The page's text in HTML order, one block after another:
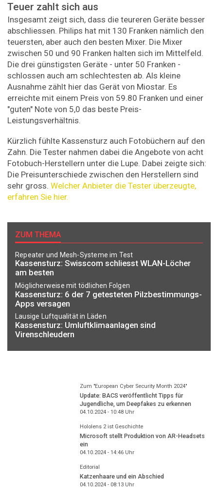
Teuer zahlt sich aus
Insgesamt zeigt sich, dass die teureren Geräte besser
abschliessen. Philips hat mit 130 Franken nämlich den
teuersten, aber auch den besten Mixer. Die Mixer
zwischen 50 und 90 Franken halten sich im Mittelfeld.
Die drei günstigsten Geräte - unter 50 Franken -
schlossen auch am schlechtesten ab. Als kleine
Ausnahme zählt hier das Gerät von Miostar. Es
erreichte mit einem Preis von 59.80 Franken und einer
"guten" Note von 5,0 das beste Preis-
Leistungsverhältnis.
Kürzlich fühlte Kassensturz auch Fotobüchern auf den
Zahn. Die Tester nahmen dabei die Angebote von acht
Fotobuch-Herstellern unter die Lupe. Dabei zeigte sich:
Die Preisunterschiede zwischen den Herstellern sind
sehr gross. Welcher Anbieter die Tester überzeugte,
erfahren Sie hier.
ZUM THEMA
Repeater und Mesh-Systeme im Test
Kassensturz: Swisscom schliesst WLAN-Löcher
am besten
Möglicherweise mit tödlichen Folgen
Kassensturz: 6 der 7 getesteten Pilzbestimmungs-
Apps versagen
Lausige Luftqualität in Läden
Kassensturz: Umluftklimaanlagen sind
Virenschleudern
Zum "European Cyber Security Month 2024"
Update: BACS veröffentlicht Tipps für
Jugendliche, um Deepfakes zu erkennen
04.10.2024 - 10:48Uhr
Hololens 2 ist Geschichte
Microsoft stellt Produktion von AR-Headsets
ein
04.10.2024 - 14:46Uhr
Editorial
Katzenhaare und ein Abschied
04.10.2024 - 08:13Uhr